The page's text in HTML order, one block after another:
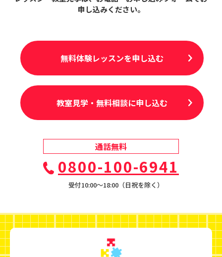
申し込みください。
無料体験レッスンを申し込む
教室見学・無料相談に申し込む
通話無料
0800-100-6941
受付10:00〜18:00（日祝を除く）